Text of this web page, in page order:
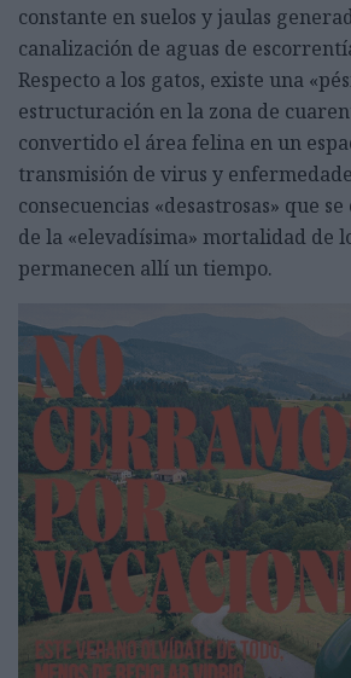
constante en suelos y jaulas
canalización de aguas de
Respecto a los gatos, existe una
estructuración en la zona de
convertido el área felina en un
transmisión de virus y
consecuencias «desastrosas» que
de la «elevadísima» mortalidad de
permanecen allí un tiempo.